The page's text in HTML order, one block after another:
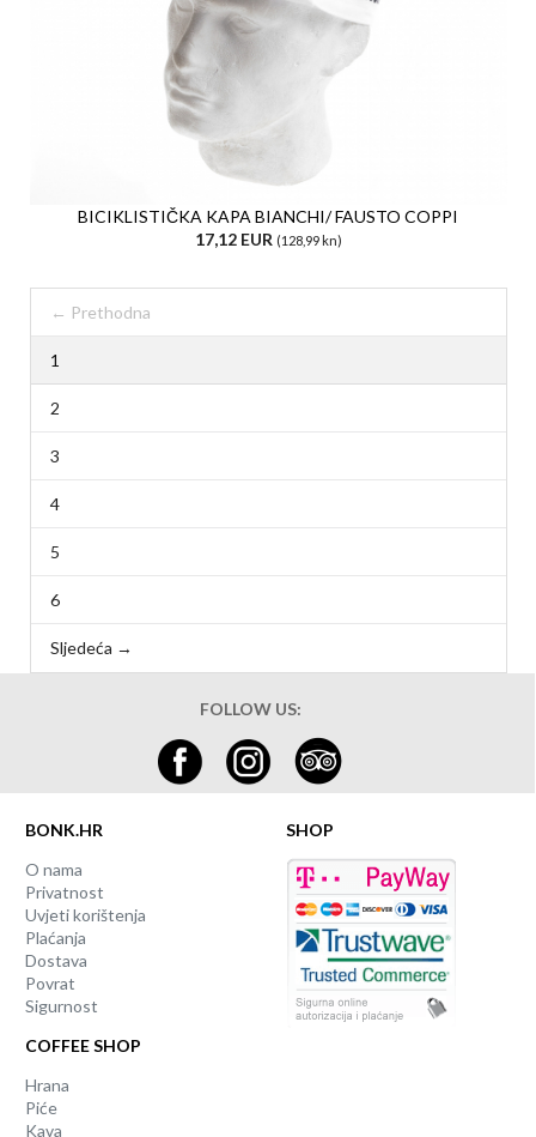
BICIKLISTIČKA KAPA BIANCHI/ FAUSTO COPPI
17,12 EUR (128,99 kn)
← Prethodna
1
2
3
4
5
6
Sljedeća →
FOLLOW US:
BONK.HR
O nama
Privatnost
Uvjeti korištenja
Plaćanja
Dostava
Povrat
Sigurnost
COFFEE SHOP
Hrana
Piće
Kava
SHOP